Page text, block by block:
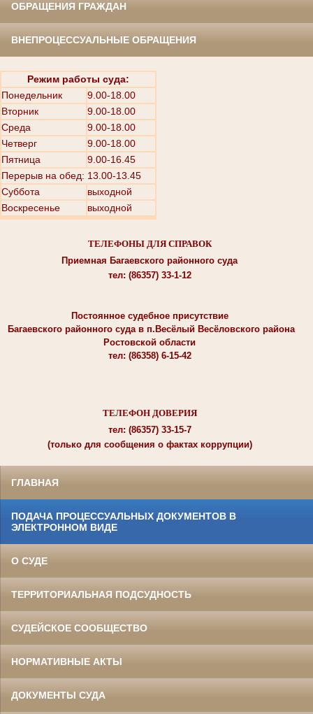
ОБРАЩЕНИЯ ГРАЖДАН
ВНЕПРОЦЕССУАЛЬНЫЕ ОБРАЩЕНИЯ
Режим работы суда:
Понедельник
9.00-18.00
Вторник
9.00-18.00
Среда
9.00-18.00
Четверг
9.00-18.00
Пятница
9.00-16.45
Перерыв на обед: 13.00-13.45
Суббота
выходной
Воскресенье
выходной
ТЕЛЕФОНЫ ДЛЯ СПРАВОК
Приемная Багаевского районного суда
тел: (86357) 33-1-12
Постоянное судебное присутствие
Багаевского районного суда в п.Весёлый Весёловского района
Ростовской области
тел: (86358) 6-15-42
ТЕЛЕФОН ДОВЕРИЯ
тел: (86357) 33-15-7
(только для сообщения о фактах коррупции)
ГЛАВНАЯ
ПОДАЧА ПРОЦЕССУАЛЬНЫХ ДОКУМЕНТОВ В
ЭЛЕКТРОННОМ ВИДЕ
О СУДЕ
ТЕРРИТОРИАЛЬНАЯ ПОДСУДНОСТЬ
СУДЕЙСКОЕ СООБЩЕСТВО
НОРМАТИВНЫЕ АКТЫ
ДОКУМЕНТЫ СУДА